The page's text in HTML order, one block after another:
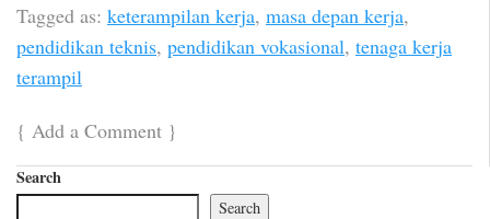
Tagged as: keterampilan kerja, masa depan kerja,
pendidikan teknis, pendidikan vokasional, tenaga kerja
terampil
{ Add a Comment }
Search
Search